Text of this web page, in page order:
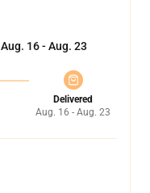
Aug. 16 - Aug. 23
Delivered
Aug. 16 - Aug. 23